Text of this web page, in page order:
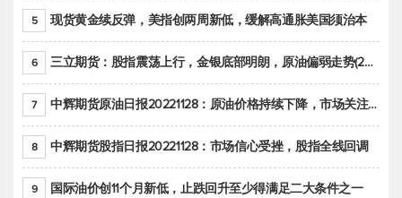
5 现货黄金续反弹，美指创两周新低，缓解高通胀美国须治本
6 三立期货：股指震荡上行，金银底部明朗，原油偏弱走势(20221128收评)
7 中辉期货原油日报20221128：原油价格持续下降，市场关注OPEC+新一轮产能政策
8 中辉期货股指日报20221128：市场信心受挫，股指全线回调
9 国际油价创11个月新低，止跌回升至少得满足二大条件之一